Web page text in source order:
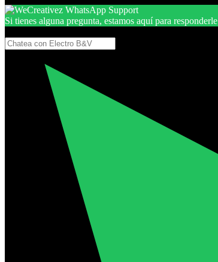
Si tienes alguna pregunta, estamos aquí para responderle